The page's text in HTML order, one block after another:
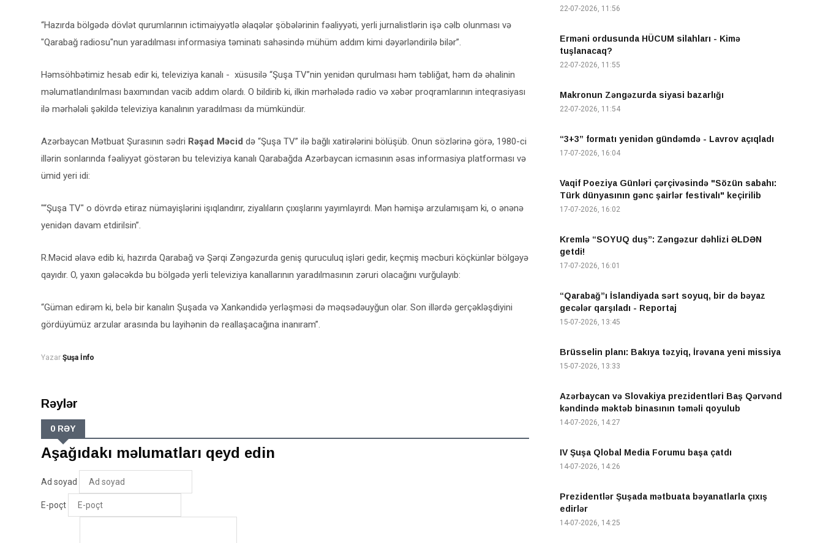
“Hazırda bölgədə dövlət qurumlarının ictimaiyyətlə əlaqələr şöbələrinin fəaliyyəti, yerli jurnalistlərin işə cəlb olunması və
"Qarabağ radiosu"nun yaradılması informasiya təminatı sahəsində mühüm addım kimi dəyərləndirilə bilər”.
Həmsöhbətimiz hesab edir ki, televiziya kanalı - xüsusilə “Şuşa TV”nin yenidən qurulması həm təbliğat, həm də əhalinin
məlumatlandırılması baxımından vacib addım olardı. O bildirib ki, ilkin mərhələdə radio və xəbər proqramlarının inteqrasiyası
ilə mərhələli şəkildə televiziya kanalının yaradılması da mümkündür.
Azərbaycan Mətbuat Şurasının sədri Rəşad Məcid də “Şuşa TV” ilə bağlı xatirələrini bölüşüb. Onun sözlərinə görə, 1980-ci
illərin sonlarında fəaliyyət göstərən bu televiziya kanalı Qarabağda Azərbaycan icmasının əsas informasiya platforması və
ümid yeri idi:
"“Şuşa TV" o dövrdə etiraz nümayişlərini işıqlandırır, ziyalıların çıxışlarını yayımlayırdı. Mən həmişə arzulamışam ki, o ənənə
yenidən davam etdirilsin”.
R.Məcid əlavə edib ki, hazırda Qarabağ və Şərqi Zəngəzurda geniş quruculuq işləri gedir, keçmiş məcburi köçkünlər bölgəyə
qayıdır. O, yaxın gələcəkdə bu bölgədə yerli televiziya kanallarının yaradılmasının zəruri olacağını vurğulayıb:
“Güman edirəm ki, belə bir kanalın Şuşada və Xankəndidə yerləşməsi də məqsədəuyğun olar. Son illərdə gerçəkləşdiyini
gördüyümüz arzular arasında bu layihənin də reallaşacağına inanıram”.
Yazar Şuşa İnfo
Rəylər
0 RƏY
Aşağıdakı məlumatları qeyd edin
Ad soyad
E-poçt
22-07-2026, 11:56
Erməni ordusunda HÜCUM silahları - Kimə
tuşlanacaq?
22-07-2026, 11:55
Makronun Zəngəzurda siyasi bazarlığı
22-07-2026, 11:54
“3+3” formatı yenidən gündəmdə - Lavrov açıqladı
17-07-2026, 16:04
Vaqif Poeziya Günləri çərçivəsində "Sözün sabahı:
Türk dünyasının gənc şairlər festivalı" keçirilib
17-07-2026, 16:02
Kremlə “SOYUQ duş”: Zəngəzur dəhlizi ƏLDƏN
getdi!
17-07-2026, 16:01
“Qarabağ”ı İslandiyada sərt soyuq, bir də bəyaz
gecələr qarşıladı - Reportaj
15-07-2026, 13:45
Brüsselin planı: Bakıya təzyiq, İrəvana yeni missiya
15-07-2026, 13:33
Azərbaycan və Slovakiya prezidentləri Baş Qərvənd
kəndində məktəb binasının təməli qoyulub
14-07-2026, 14:27
IV Şuşa Qlobal Media Forumu başa çatdı
14-07-2026, 14:26
Prezidentlər Şuşada mətbuata bəyanatlarla çıxış
edirlər
14-07-2026, 14:25